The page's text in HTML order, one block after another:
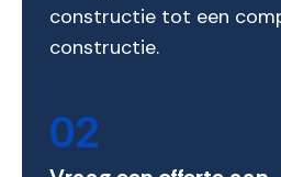
constructie tot een
constructie.
02